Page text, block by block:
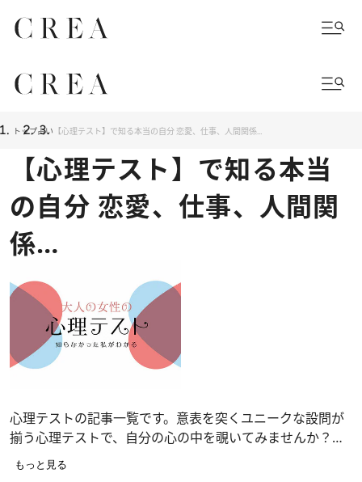
トップ占い 【心理テスト】で知る本当の自分 恋愛、仕事、人間関係…
【心理テスト】で知る本当
の自分 恋愛、仕事、人間関
係…
心理テストの記事一覧です。意表を突くユニークな設問が
揃う心理テストで、自分の心の中を覗いてみませんか？
恋愛、仕事、人間関係の深層心理……、自分でも気づかな
もっと見る